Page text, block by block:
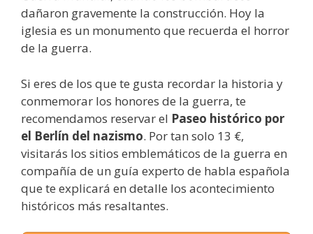
dañaron gravemente la construcción. Hoy la
iglesia es un monumento que recuerda el horror
de la guerra.
Si eres de los que te gusta recordar la historia y
conmemorar los honores de la guerra, te
recomendamos reservar el Paseo histórico por
el Berlín del nazismo. Por tan solo 13 €,
visitarás los sitios emblemáticos de la guerra en
compañía de un guía experto de habla española
que te explicará en detalle los acontecimiento
históricos más resaltantes.